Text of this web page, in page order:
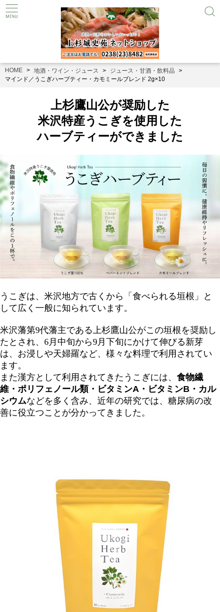
HOME 地酒・ワイン・ジュース
ジュース・甘酒・飲料品
マインド／うこぎハーブティー・カモミールブレンド 2g×10
上杉鷹山公が奨励した
米沢特産うこぎを使用した
ハーブティーができました
うこぎは、米沢地方で古くから「食べられる垣根」と
して広く一般に知られています。
米沢藩第9代藩主である上杉鷹山公がこの垣根を奨励し
たとされ、6月中旬から9月下旬にかけて伸びる新芽
は、お浸しや天婦羅など、様々な料理で利用されてい
ます。
また漢方として利用されてきたうこぎには、 食物繊
維・ポリフェノール類・ビタミンA・ビタミンB・カル
シウムなどを多く含み、近年の研究では、糖尿病の改
善に役立つことが分かってきました。